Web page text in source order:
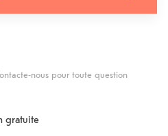
nous pour toute question
gratuite